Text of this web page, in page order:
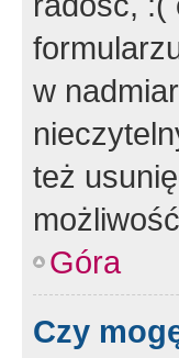
w
też
Góra
Czy